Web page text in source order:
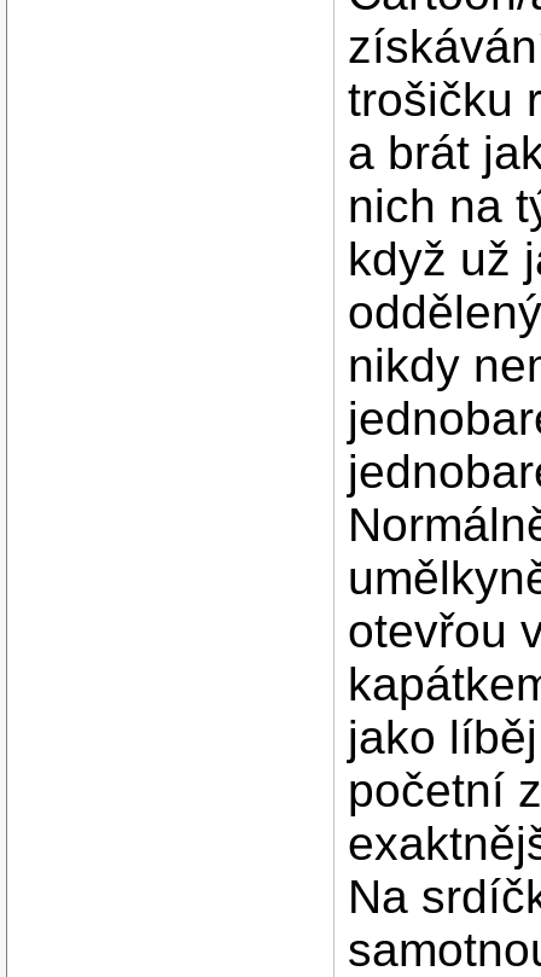
trošičku
a brát
nich na
když už
nikdy
otevřou
jako
početní
Na